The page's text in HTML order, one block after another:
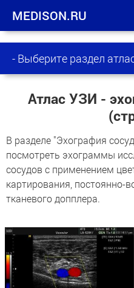
MEDISON.RU
- Выберите раздел
Атлас УЗИ -
В разделе "Эхография
посмотреть эхограммы
сосудов с применением
картирования, постоянно-
тканевого допплера.